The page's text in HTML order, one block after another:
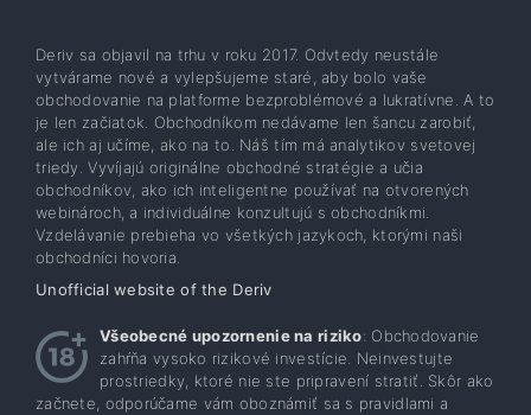
Deriv sa objavil na trhu v roku 2017. Odvtedy neustále
vytvárame nové a vylepšujeme staré, aby bolo vaše
obchodovanie na platforme bezproblémové a lukratívne. A to
je len začiatok. Obchodníkom nedávame len šancu zarobiť,
ale ich aj učíme, ako na to. Náš tím má analytikov svetovej
triedy. Vyvíjajú originálne obchodné stratégie a učia
obchodníkov, ako ich inteligentne používať na otvorených
webinároch, a individuálne konzultujú s obchodníkmi.
Vzdelávanie prebieha vo všetkých jazykoch, ktorými naši
obchodníci hovoria.
Unofficial website of the Deriv
Všeobecné upozornenie na riziko: Obchodovanie
zahŕňa vysoko rizikové investície. Neinvestujte
prostriedky, ktoré nie ste pripravení stratiť. Skôr ako
začnete, odporúčame vám oboznámiť sa s pravidlami a